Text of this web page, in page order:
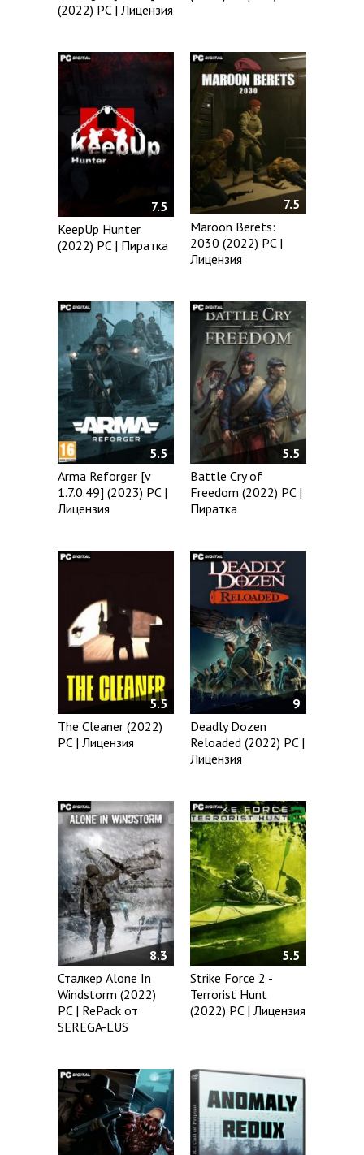
(2022) PC | Лицензия
7.5
KeepUp Hunter
(2022) PC | Пиратка
7.5
Maroon Berets:
2030 (2022) PC |
Лицензия
5.5
Arma Reforger [v
1.7.0.49] (2023) PC |
Лицензия
5.5
Battle Cry of
Freedom (2022) PC |
Пиратка
5.5
The Cleaner (2022)
PC | Лицензия
9
Deadly Dozen
Reloaded (2022) PC |
Лицензия
8.3
Сталкер Alone In
Windstorm (2022)
PC | RePack от
SEREGA-LUS
5.5
Strike Force 2 -
Terrorist Hunt
(2022) PC | Лицензия